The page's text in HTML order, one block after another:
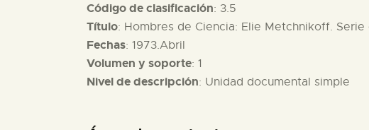
Código de clasificación: 3.5
Título: Hombres de Ciencia: Elie Metchnikoff.
Fechas: 1973.Abril
Volumen y soporte: 1
Nivel de descripción: Unidad documental simple